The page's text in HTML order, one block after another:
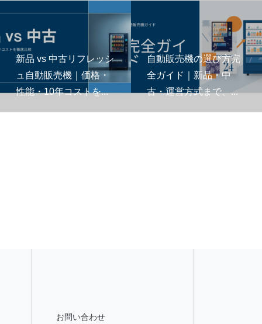
新品 vs 中古リフレッシ
ュ自動販売機｜価格・
性能・10年コストを...
自動販売機の選び方完
全ガイド｜新品・中
古・運営方式まで、...
お問い合わせ